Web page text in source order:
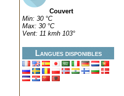
Couvert
Min: 30 °C
Max: 30 °C
Vent: 11 kmh 103°
Langues disponibles